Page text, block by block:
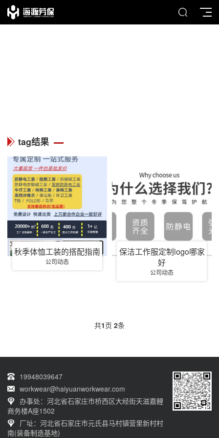
tag结果
秋季体恤工装的搭配指南
公司动态
保洁工作服定制logo哪家
好
公司动态
共1页 2条
19948039647
workwear@haiyuanworkwear.com
办事处：河北省石家庄市桥西区大经街天滋嘉鲤
商务楼A座1502
厂址：河北省石家庄市元氏县马村镇营里新村村
南(装备制造基地)